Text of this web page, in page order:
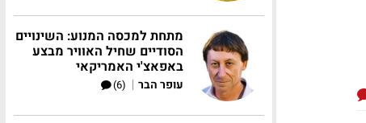
מתחת למכסה המנוע: השינויים
הסודיים שחיל האוויר מבצע
באפאצ'י האמריקאי
עופר הבר |
(6)